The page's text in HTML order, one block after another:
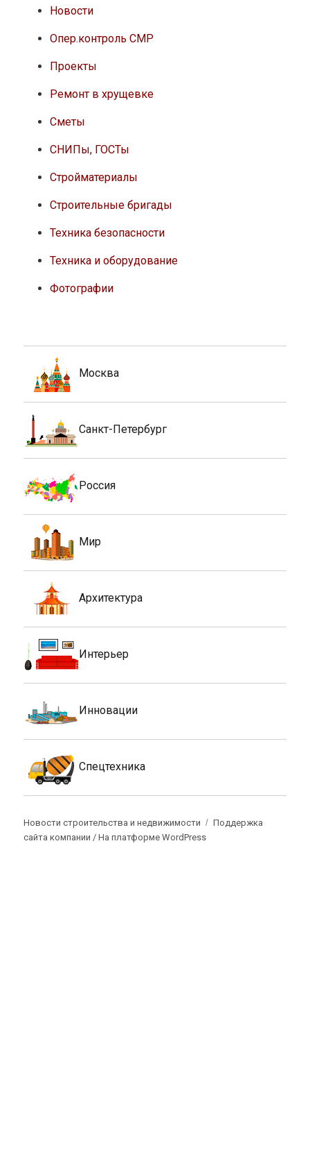
Новости
Опер.контроль СМР
Проекты
Ремонт в хрущевке
Сметы
СНИПы, ГОСТы
Стройматериалы
Строительные бригады
Техника безопасности
Техника и оборудование
Фотографии
Москва
Санкт-Петербург
Россия
Мир
Архитектура
Интерьер
Инновации
Спецтехника
Новости строительства и недвижимости
Поддержка
сайта компании /На платформе WordPress